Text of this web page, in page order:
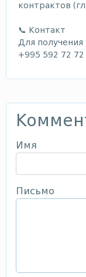
контрактов
📞 Контакт
Для
+995 592 72 72
Имя
Письмо